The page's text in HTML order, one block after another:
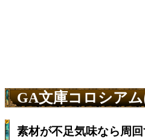
GA文庫コロシア
素材が不足気味なら周